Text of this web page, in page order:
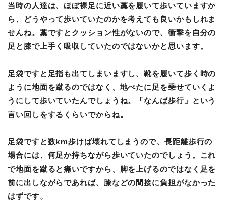
当時の人達は、ほぼ裸足に近い藁を履いて歩いていますか
ら、どうやって歩いていたのかを考えても良いかもしれま
せんね。藁ですとクッション性がないので、衝撃を自分の
足と膝で上手く吸収していたのではないかと思います。
足袋ですと足指も出てしまいますし、靴を履いて歩く時の
ように地面を蹴るのではなく、地べたに足を乗せていくよ
うにして歩いていたんでしょうね。「なんば歩行」という
言い回しをするくらいでからね。
足袋ですと数km歩けば壊れてしまうので、長距離歩行の
場合には、何足か持ちながら歩いていたのでしょう。これ
で地面を蹴ると痛いですから、脚を上げるのではなく足を
前に出しながらであれば、膝などの間接に負担がなかった
はずです。